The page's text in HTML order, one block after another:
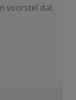
voorstel dat